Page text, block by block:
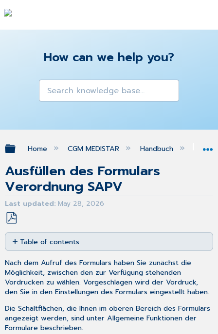
How can we help you?
Expand/collapse global hierarchy
Home CGM MEDISTAR Handbuch
Ausfüllen des Formulars
Verordnung SAPV
Last updated May 28, 2026
Save
as
PDF
Table of contents
und
Symptome
Medikation
und
Maßnahmen
Nach demAufruf des Formulars haben Sie zunächst die
Möglichkeit, zwischen den zur Verfügung stehenden
Vordrucken zu wählen. Vorgeschlagen wird der Vordruck,
den Sie in den Einstellungen des Formulars eingestellt haben.
Die Schaltflächen, die Ihnen im oberen Bereich des Formulars
angezeigt werden, sind unterAllgemeine Funktionen der
Formulare beschrieben.